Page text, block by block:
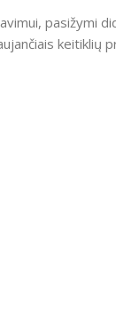
pasižymi
keitiklių